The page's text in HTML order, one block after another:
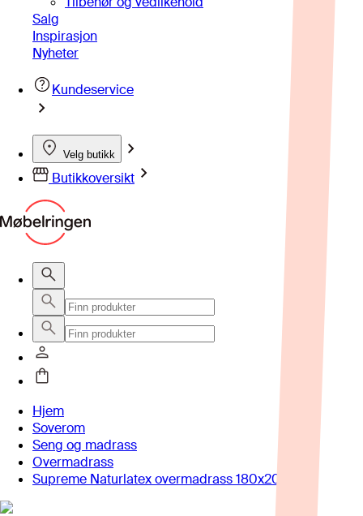
Salg
Inspirasjon
Nyheter
Kundeservice
Velg butikk
Butikkoversikt
Hjem
Soverom
Seng og madrass
Overmadrass
Supreme Naturlatex overmadrass 180x200cm